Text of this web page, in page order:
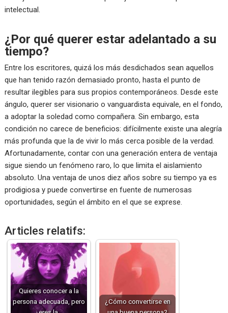
intelectual.
¿Por qué querer estar adelantado a su
tiempo?
Entre los escritores, quizá los más desdichados sean aquellos
que han tenido razón demasiado pronto, hasta el punto de
resultar ilegibles para sus propios contemporáneos. Desde este
ángulo, querer ser visionario o vanguardista equivale, en el fondo,
a adoptar la soledad como compañera. Sin embargo, esta
condición no carece de beneficios: difícilmente existe una alegría
más profunda que la de vivir lo más cerca posible de la verdad.
Afortunadamente, contar con una generación entera de ventaja
sigue siendo un fenómeno raro, lo que limita el aislamiento
absoluto. Una ventaja de unos diez años sobre su tiempo ya es
prodigiosa y puede convertirse en fuente de numerosas
oportunidades, según el ámbito en el que se exprese.
Articles relatifs:
Quieres conocer a la
persona adecuada, pero
¿Cómo convertirse en